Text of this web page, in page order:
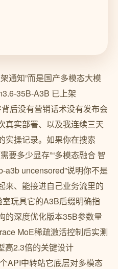
通知”而是国产多模态大模
35B-A3B 已上架
后没有营销话术没有发布会
真实部署、以及我连续三天
实操记录。如果你在搜索
要多少显存”“多模态融合 智
a3b uncensored”说明你不是
来、能接进自己业务流里的
室玩具它的A3B后缀明确指
的深度优化版本35B参数量
MoE稀疏激活控制后实测
高2.3倍的关键设计
API中转站它底层对多模态